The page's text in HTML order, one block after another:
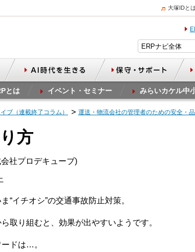
大塚IDとは
とは イベント・セミナー みらいカケル中
ブ（連載終了コラム） 運送・物流会社の管理者のための安全・
方
社プロデキューブ)
“イチオシ”の交通事故防止対策。
取り組むと、効果が出やすいようです。
ドは…。